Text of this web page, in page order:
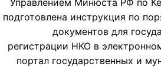
подготовлена инструкция по
документов для
регистрации НКО в
портал государственных и